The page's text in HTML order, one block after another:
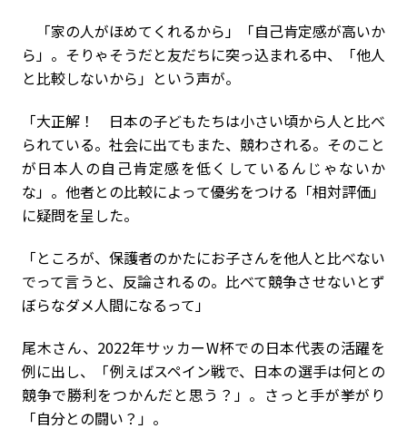
「家の人がほめてくれるから」「自己肯定感が高いか
ら」。そりゃそうだと友だちに突っ込まれる中、「他人
と比較しないから」という声が。
「大正解！ 日本の子どもたちは小さい頃から人と比べ
られている。社会に出てもまた、競わされる。そのこと
が日本人の自己肯定感を低くしているんじゃないか
な」。他者との比較によって優劣をつける「相対評価」
に疑問を呈した。
「ところが、保護者のかたにお子さんを他人と比べない
でって言うと、反論されるの。比べて競争させないとず
ぼらなダメ人間になるって」
尾木さん、 2022年サッカーW杯での日本代表の活躍を
例に出し、「例えばスペイン戦で、日本の選手は何との
競争で勝利をつかんだと思う？」。さっと手が挙がり
「自分との闘い？」。